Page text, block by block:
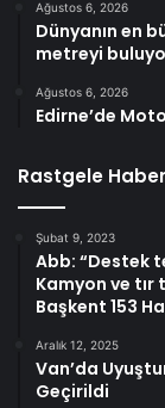
Ağustos 6, 2026
Dünyanın en
metreyi
Ağustos 6, 2026
Edirne’de
Rastgele
Şubat 9, 2023
Abb: “Destek
Kamyon ve
Başkent 153
Aralık 12, 2025
Van’da
Geçirildi